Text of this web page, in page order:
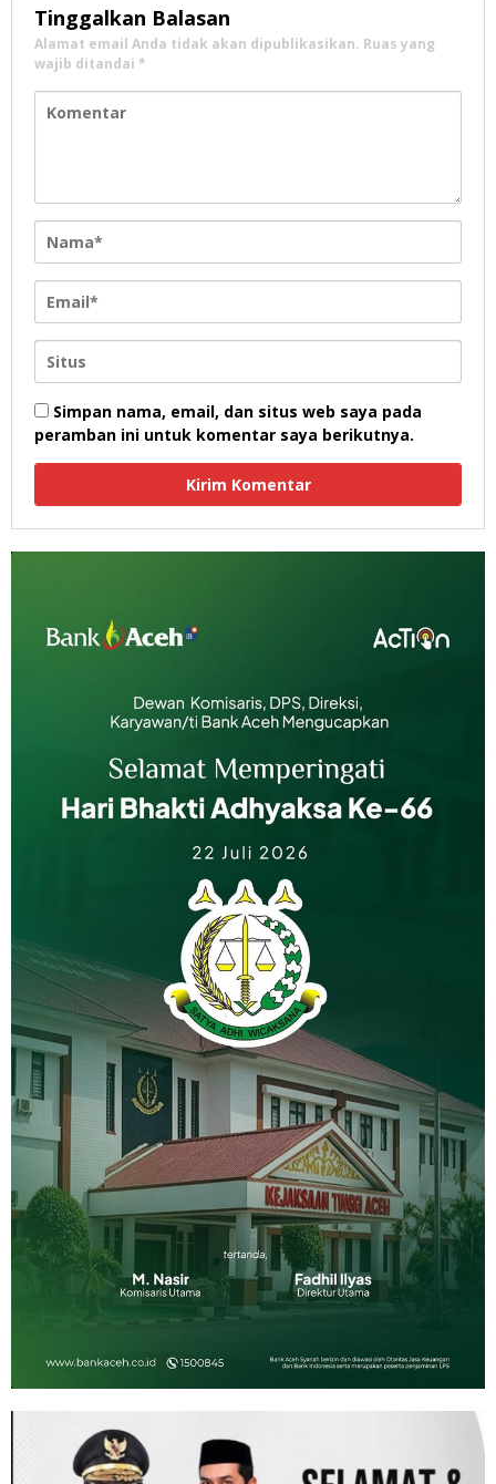
Tinggalkan Balasan
Alamat email Anda tidak akan dipublikasikan. Ruas yang
wajib ditandai *
Simpan nama, email, dan situs web saya pada
peramban ini untuk komentar saya berikutnya.